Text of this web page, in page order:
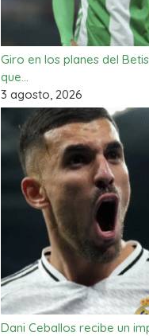
Giro en los planes del
que…
3 agosto, 2026
Dani Ceballos recibe un